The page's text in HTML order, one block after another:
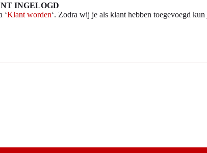
INGELOGD
‘Klant worden‘. Zodra wij je als klant hebben toegevoegd